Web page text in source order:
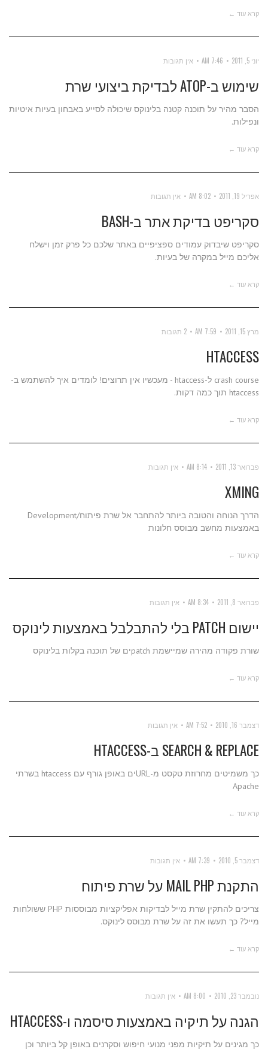
קרא עוד ←
יוני 5, 2011 7:46 AM אין תגובות
שימוש ב-ATOP לבדיקת ביצועי שרת
הסבר מהיר על תוכנה קטנה בלינוקס שיכולה לסייע באבחון בעיות איטיות
ונפילות.
קרא עוד ←
אפריל 19, 2011 8:02 AM אין תגובות
סקריפט בדיקת אתר ב-BASH
סקריפט שיבדוק עמודים ספציפיים באתר שלכם כל פרק זמן וישלח
אליכם מייל במקרה של בעיות.
קרא עוד ←
מרץ 15, 2011 7:59 AM 2 תגובות
HTACCESS
crash course ל-htaccess - מעכשיו אין תרוצים! לומדים איך להשתמש ב-
htaccess תוך כמה דקות.
קרא עוד ←
פברואר 13, 2011 8:14 AM אין תגובות
XMING
הדרך הנוחה והטובה ביותר להתחבר אל שרת פיתוח/Development
באמצעות מחשב מבוסס חלונות
קרא עוד ←
פברואר 8, 2011 8:34 AM אין תגובות
יישום PATCH בלי להתבלבל באמצעות לינוקס
שורת פקודה מהירה שמיישמת patchים של תוכנה בקלות בלינוקס
קרא עוד ←
דצמבר 16, 2010 7:52 AM אין תגובות
SEARCH & REPLACE ב-HTACCESS
כך משמיטים מחרוזת טקסט מ-URLים באופן גורף עם htaccess בשרתי
Apache
קרא עוד ←
דצמבר 5, 2010 7:39 AM אין תגובות
התקנת MAIL PHP על שרת פיתוח
צריכים להתקין שרת מייל לבדיקות אפליקציות מבוססות PHP ששולחות
מייל? כך תעשו את זה על שרת מבוסס לינוקס.
קרא עוד ←
נובמבר 23, 2010 8:00 AM אין תגובות
הגנה על תיקיה באמצעות סיסמה ו-HTACCESS
כך מגינים על תיקיות מפני מנועי חיפוש וסקרנים באופן קל ביותר וכן